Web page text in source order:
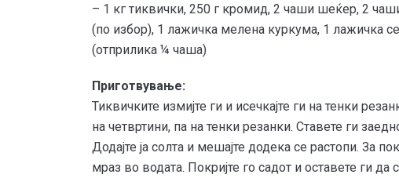
– 1 кг тиквички, 250 г кромид, 2 чаши шеќер, 2
(по избор), 1 лажичка меленa куркума, 1 лажичка
(oтприлика ¼ чаша)
Приготвување:
Тиквичките измијте ги и исечкајте ги на тенки
на четвртини, па на тенки резанки. Ставете ги
Додајте ја солта и мешајте додека се растопи. За
мраз во водата. Покријте го садот и оставете ги да